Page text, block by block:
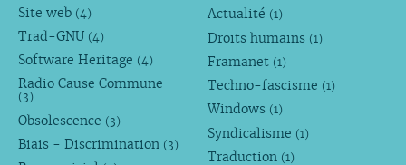
Site web (4)
Trad-GNU (4)
Software Heritage (4)
Radio Cause Commune
(3)
Obsolescence (3)
Biais - Discrimination (3)
Actualité (1)
Droits humains (1)
Framanet (1)
Techno-fascisme (1)
Windows (1)
Syndicalisme (1)
Traduction (1)